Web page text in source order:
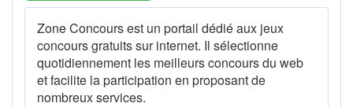
Zone Concours est un portail dédié aux jeux
concours gratuits sur internet. Il sélectionne
quotidiennement les meilleurs concours du web
et facilite la participation en proposant de
nombreux services.